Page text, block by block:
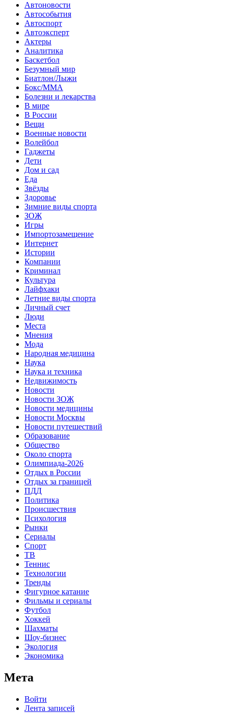
Автоновости
Автособытия
Автоспорт
Автоэксперт
Актеры
Аналитика
Баскетбол
Безумный мир
Биатлон/Лыжи
Бокс/MMA
Болезни и лекарства
В мире
В России
Вещи
Военные новости
Волейбол
Гаджеты
Дети
Дом и сад
Еда
Звёзды
Здоровье
Зимние виды спорта
ЗОЖ
Игры
Импортозамещение
Интернет
Истории
Компании
Криминал
Культура
Лайфхаки
Летние виды спорта
Личный счет
Люди
Места
Мнения
Мода
Народная медицина
Наука
Наука и техника
Недвижимость
Новости
Новости ЗОЖ
Новости медицины
Новости Москвы
Новости путешествий
Образование
Общество
Около спорта
Олимпиада-2026
Отдых в России
Отдых за границей
ПДД
Политика
Происшествия
Психология
Рынки
Сериалы
Спорт
ТВ
Теннис
Технологии
Тренды
Фигурное катание
Фильмы и сериалы
Футбол
Хоккей
Шахматы
Шоу-бизнес
Экология
Экономика
Мета
Войти
Лента записей